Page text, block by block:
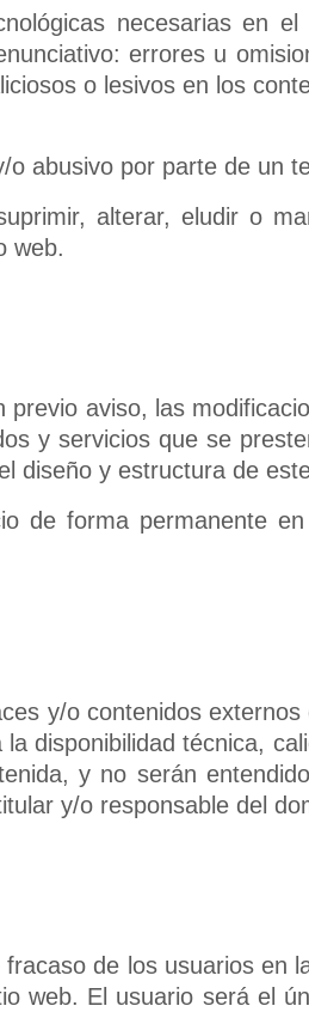
necesarias en
errores u
o lesivos en los
o abusivo por parte de un
alterar, eludir o
web.
aviso, las
y servicios que se
diseño y estructura de
de forma permanente
y/o contenidos
disponibilidad técnica,
y no serán
y/o responsable del
de los usuarios en
web. El usuario será el